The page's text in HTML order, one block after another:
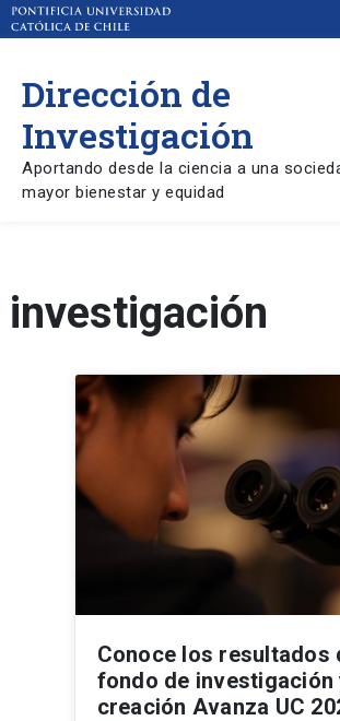
Dirección de
Investigación
Aportando desde la ciencia a una
mayor bienestar y equidad
investigación
Conoce los resultados
fondo de investigación
creación Avanza UC